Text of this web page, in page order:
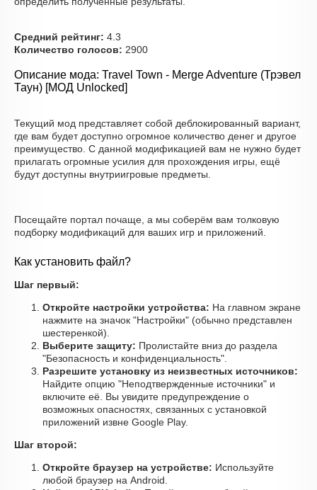
Средний рейтинг: 4.3
Количество голосов: 2900
Описание мода: Travel Town - Merge Adventure (Трэвел
Таун) [МОД Unlocked]
Текущий мод представляет собой деблокированный вариант,
где вам будет доступно огромное количество денег и другое
преимущество. С данной модификацией вам не нужно будет
прилагать огромные усилия для прохождения игры, ещё
будут доступны внутриигровые предметы.
Посещайте портал почаще, а мы соберём вам толковую
подборку модификаций для ваших игр и приложений.
Как установить файл?
Шаг первый:
Откройте настройки устройства: На главном экране
нажмите на значок "Настройки" (обычно представлен
шестеренкой).
Выберите защиту: Пролистайте вниз до раздела
"Безопасность и конфиденциальность".
Разрешите установку из неизвестных источников:
Найдите опцию "Неподтвержденные источники" и
включите её. Вы увидите предупреждение о
возможных опасностях, связанных с установкой
приложений извне Google Play.
Шаг второй:
Откройте браузер на устройстве: Используйте
любой браузер на Android.